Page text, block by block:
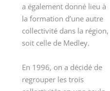
a également donné lieu à
la formation d’une autre
collectivité dans la région,
soit celle de Medley.
En 1996, on a décidé de
regrouper les trois